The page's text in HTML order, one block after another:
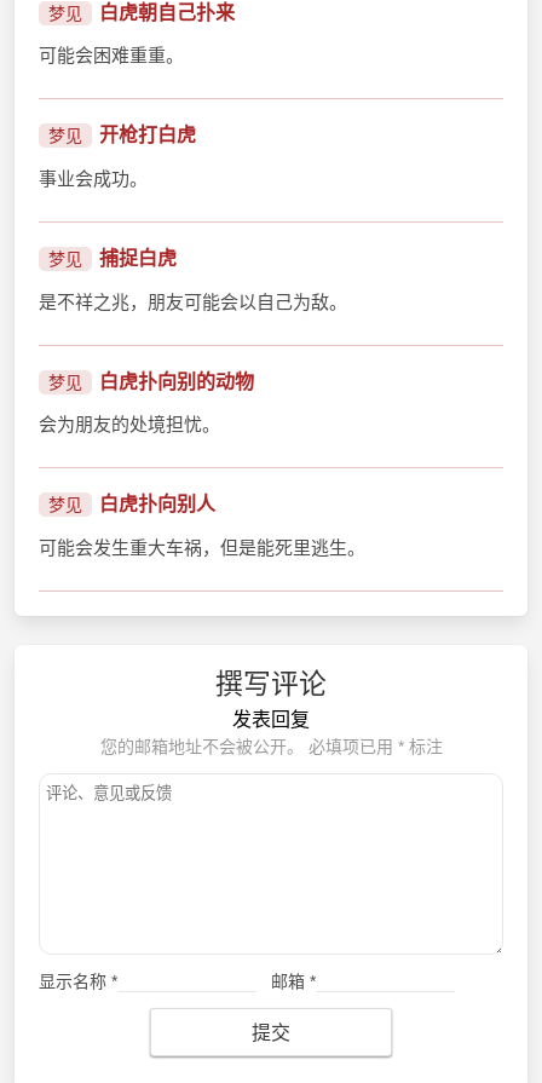
梦见 白虎朝自己扑来
可能会困难重重。
梦见 开枪打白虎
事业会成功。
梦见 捕捉白虎
是不祥之兆，朋友可能会以自己为敌。
梦见 白虎扑向别的动物
会为朋友的处境担忧。
梦见 白虎扑向别人
可能会发生重大车祸，但是能死里逃生。
撰写评论
发表回复
您的邮箱地址不会被公开。 必填项已用 *标注
显示名称 * 邮箱 *
提交